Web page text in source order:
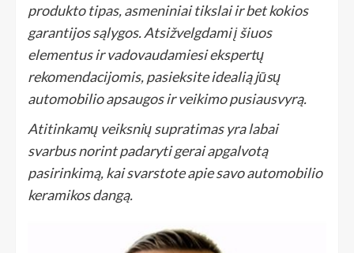
produkto tipas, asmeniniai tikslai ir bet kokios
garantijos sąlygos. Atsižvelgdami į šiuos
elementus ir vadovaudamiesi ekspertų
rekomendacijomis, pasieksite idealią jūsų
automobilio apsaugos ir veikimo pusiausvyrą.
Atitinkamų veiksnių supratimas yra labai
svarbus norint padaryti gerai apgalvotą
pasirinkimą, kai svarstote apie savo automobilio
keramikos dangą.